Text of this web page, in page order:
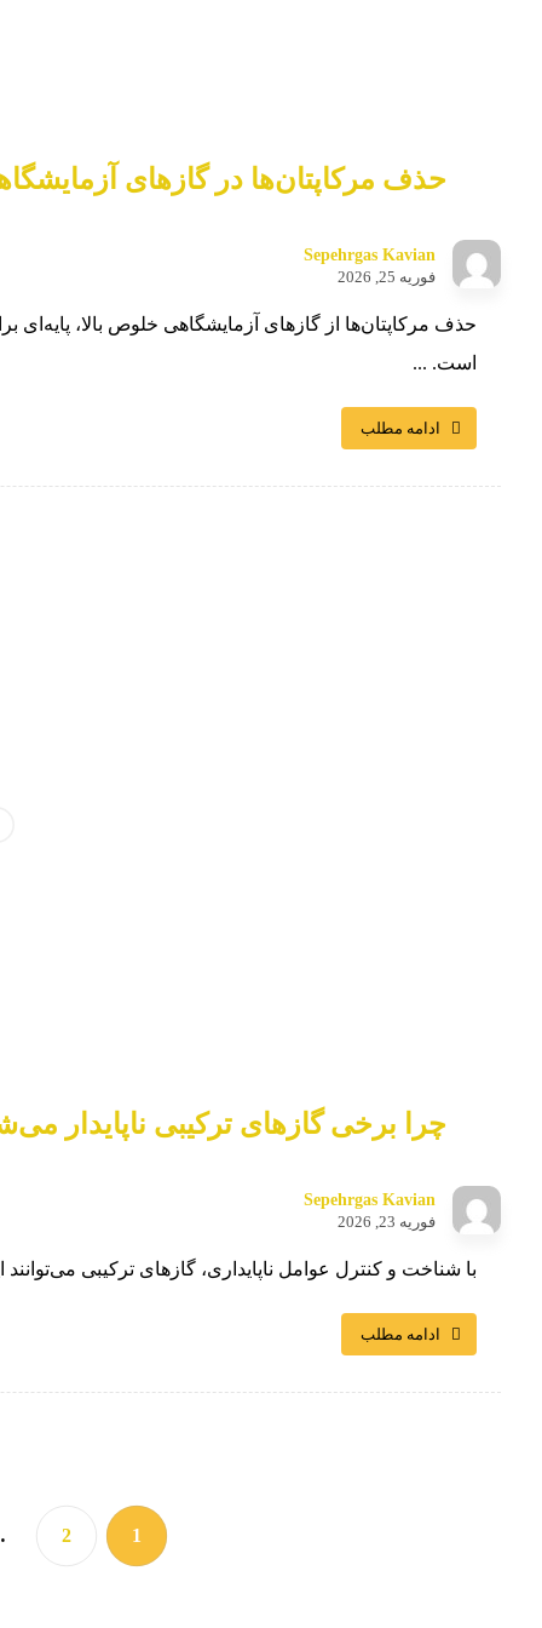
حذف مرکاپتان‌ها در گازهای
Sepehrgas Kavian
فوریه 25, 2026
حذف مرکاپتان‌ها از گازهای آزمایشگاهی خلوص بالا، پایه‌ای
است. ...
ادامه مطلب
چرا برخی گازهای ترکیبی ناپایدار
Sepehrgas Kavian
فوریه 23, 2026
با شناخت و کنترل عوامل ناپایداری، گازهای ترکیبی
ادامه مطلب
1
2